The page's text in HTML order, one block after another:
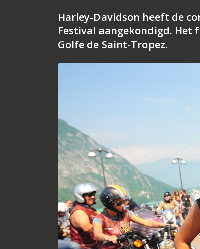
Harley-Davidson heeft de
Festival aangekondigd. Het
Golfe de Saint-Tropez.